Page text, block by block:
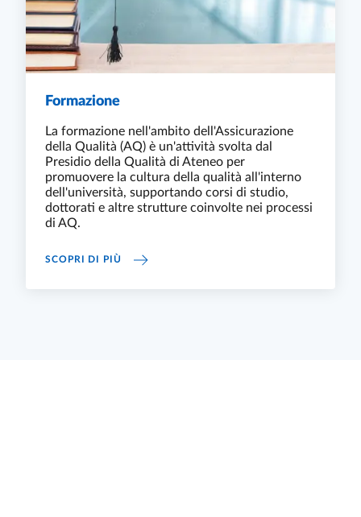
Formazione
La formazione nell'ambito dell'Assicurazione
della Qualità (AQ) è un'attività svolta dal
Presidio della Qualità di Ateneo per
promuovere la cultura della qualità all'interno
dell'università, supportando corsi di studio,
dottorati e altre strutture coinvolte nei processi
di AQ.
SCOPRI DI PIÙ FORMAZIONE